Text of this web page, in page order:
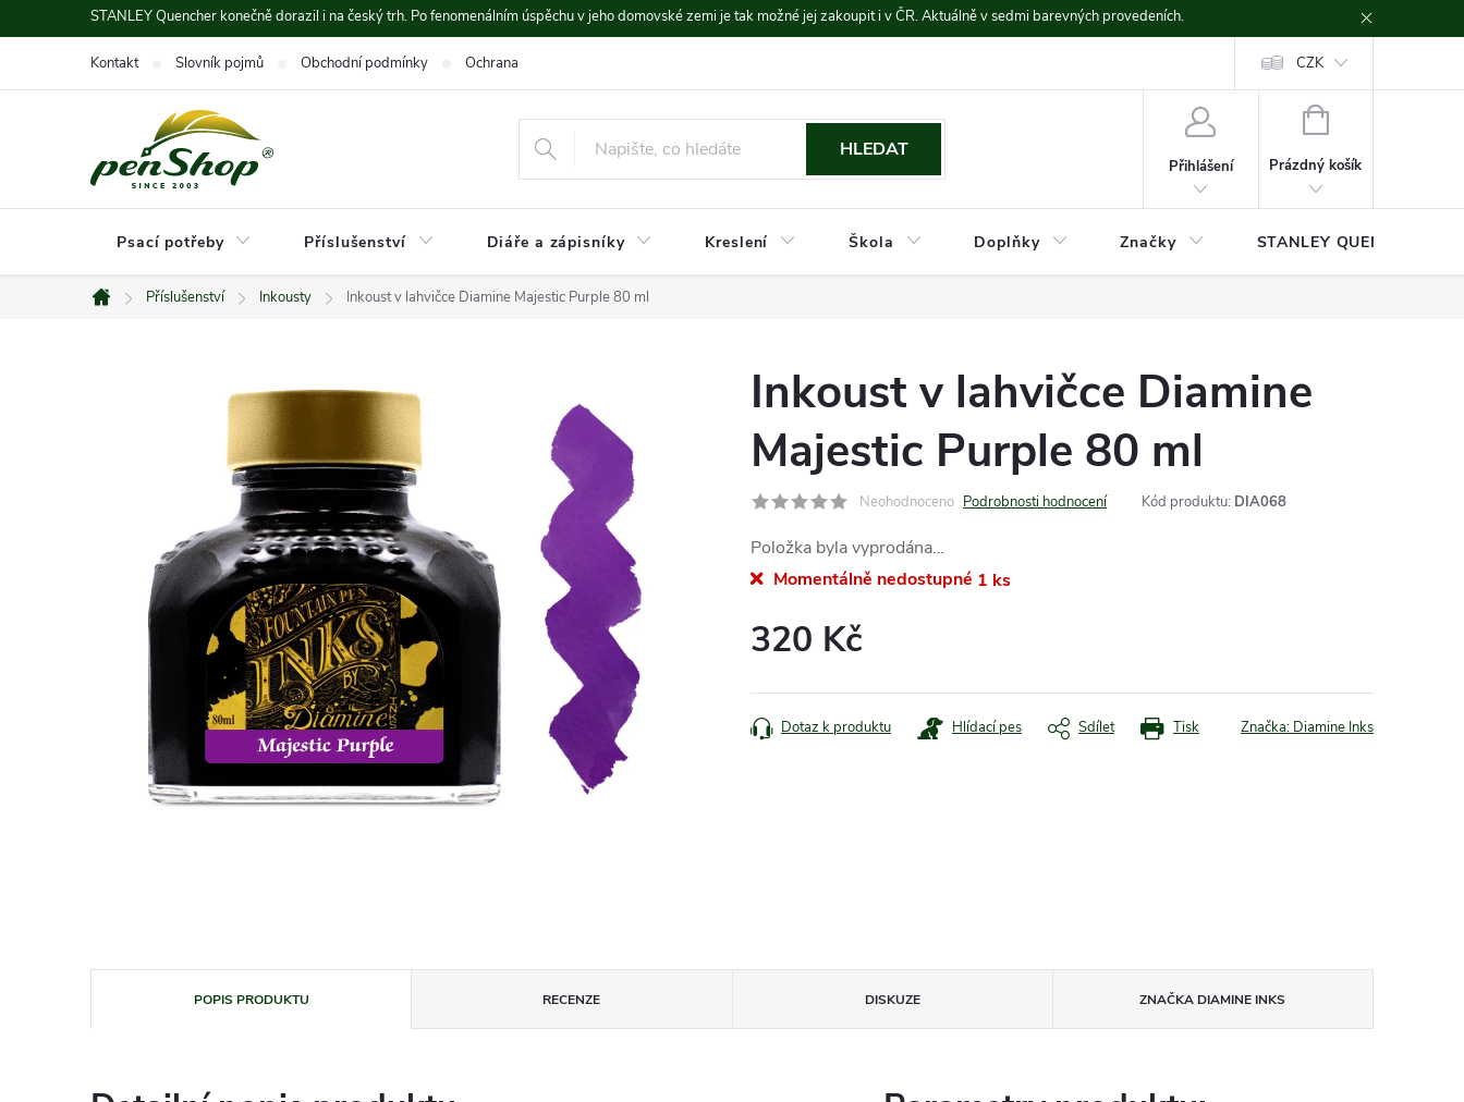
na
STANLEY Quencher konečně dorazil i na český trh. Po fenomenálním úspěchu v jeho domovské zemi je tak možné jej zakoupit i v ČR. Aktuálně v sedmi barevných provedeních.
Kontakt Slovník pojmů Obchodní podmínky Ochrana údajů CZK
HLEDAT
Přihlášení
NÁKUPNÍ
Prázdný košík
Psací potřeby Příslušenství Diáře a zápisníky Kreslení Škola Doplňky Značky STANLEY QUENCHER
Domů
Příslušenství Inkousty Inkoust v lahvičce Diamine Majestic Purple 80 ml
Inkoust v lahvičce Diamine
Majestic Purple 80 ml
Neohodnoceno Podrobnosti hodnocení Kód produktu: DIA068
Položka byla vyprodána…
Momentálně nedostupné 1 ks
320 Kč
cena:
Tisk
Dotaz k produktu Hlídací pes Sdílet Značka: Diamine Inks
POPIS PRODUKTU RECENZE DISKUZE ZNAČKA DIAMINE INKS